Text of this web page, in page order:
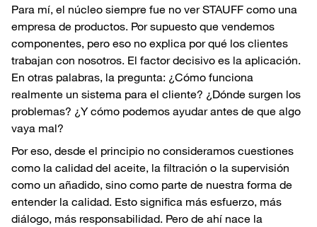
Para mí, el núcleo siempre fue no ver STAUFF como una
empresa de productos. Por supuesto que vendemos
componentes, pero eso no explica por qué los clientes
trabajan con nosotros. El factor decisivo es la aplicación.
En otras palabras, la pregunta: ¿Cómo funciona
realmente un sistema para el cliente? ¿Dónde surgen los
problemas? ¿Y cómo podemos ayudar antes de que algo
vaya mal?
Por eso, desde el principio no consideramos cuestiones
como la calidad del aceite, la filtración o la supervisión
como un añadido, sino como parte de nuestra forma de
entender la calidad. Esto significa más esfuerzo, más
diálogo, más responsabilidad. Pero de ahí nace la